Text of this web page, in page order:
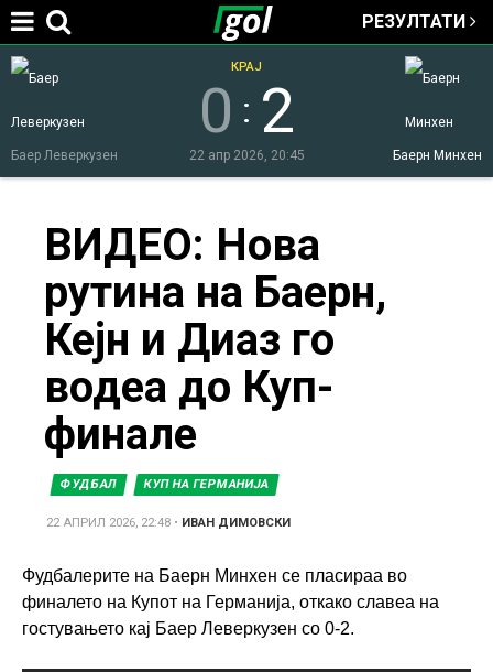
Jump to navigation
РЕЗУЛТАТИ
Баер Леверкузен Баерн Минхен
0 : 2
КРАЈ
22 апр 2026, 20:45
ВИДЕО: Нова
рутина на Баерн,
Кејн и Диаз го
водеа до Куп-
финале
ФУДБАЛ КУП НА ГЕРМАНИЈА
22 АПРИЛ 2026, 22:48 • ИВАН ДИМОВСКИ
Фудбалерите на Баерн Минхен се пласираа во
финалето на Купот на Германија, откако славеа на
гостувањето кај Баер Леверкузен со 0-2.